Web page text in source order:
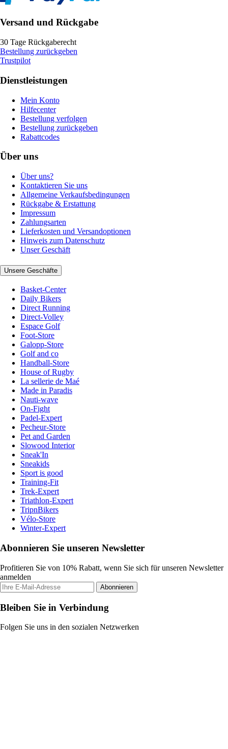
Versand und Rückgabe
30 Tage Rückgaberecht
Bestellung zurückgeben
Trustpilot
Dienstleistungen
Mein Konto
Hilfecenter
Bestellung verfolgen
Bestellung zurückgeben
Rabattcodes
Über uns
Über uns?
Kontaktieren Sie uns
Allgemeine Verkaufsbedingungen
Rückgabe & Erstattung
Impressum
Zahlungsarten
Lieferkosten und Versandoptionen
Hinweis zum Datenschutz
Unser Geschäft
Unsere Geschäfte
Basket-Center
Daily Bikers
Direct Running
Direct-Volley
Espace Golf
Foot-Store
Galopp-Store
Golf and co
Handball-Store
House of Rugby
La sellerie de Maé
Made in Paradis
Nauti-wave
On-Fight
Padel-Expert
Pecheur-Store
Pet and Garden
Slowood Interior
Sneak'In
Sneakids
Sport is good
Training-Fit
Trek-Expert
Triathlon-Expert
TripnBikers
Vélo-Store
Winter-Expert
Abonnieren Sie unseren Newsletter
Profitieren Sie von 10% Rabatt, wenn Sie sich für unseren Newsletter
anmelden
Abonnieren
Bleiben Sie in Verbindung
Folgen Sie uns in den sozialen Netzwerken